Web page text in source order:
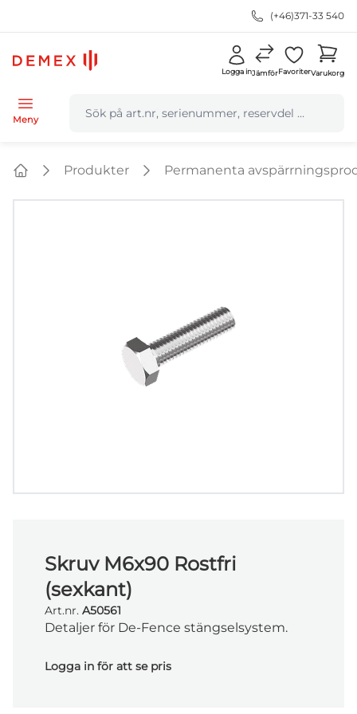
(+46)371-33 540
Logga inJämförFavoriterVarukorg
Meny
Produkter Permanenta
Skruv M6x90 Rostfri
(sexkant)
Art.nr. A50561
Detaljer för De-Fence stängselsystem.
Logga in för att se pris